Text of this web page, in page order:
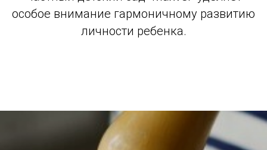
особое внимание гармоничному развитию
личности ребенка.